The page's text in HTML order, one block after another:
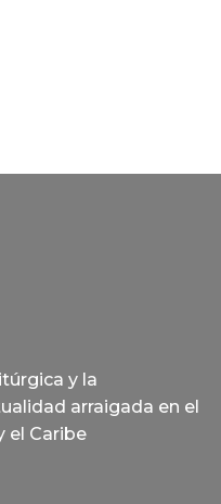
y la
arraigada en el
el Caribe